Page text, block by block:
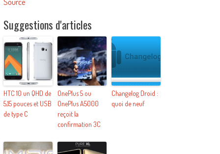
Suggestions d'articles
HTC 10 un QHD de
5,15 pouces et USB
de type C
OnePlus 5 ou
OnePlus A5000
reçoit la
confirmation 3C
Changelog Droid :
quoi de neuf